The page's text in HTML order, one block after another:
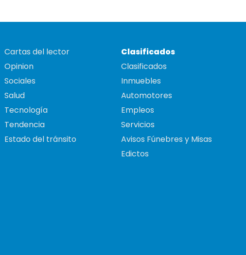
Cartas del lector
Opinion
Sociales
Salud
Tecnología
Tendencia
Estado del tránsito
Clasificados
Clasificados
Inmuebles
Automotores
Empleos
Servicios
Avisos Fúnebres y Misas
Edictos